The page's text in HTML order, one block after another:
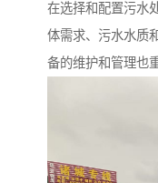
在选择和配置污水
体需求、污水水质
备的维护和管理也